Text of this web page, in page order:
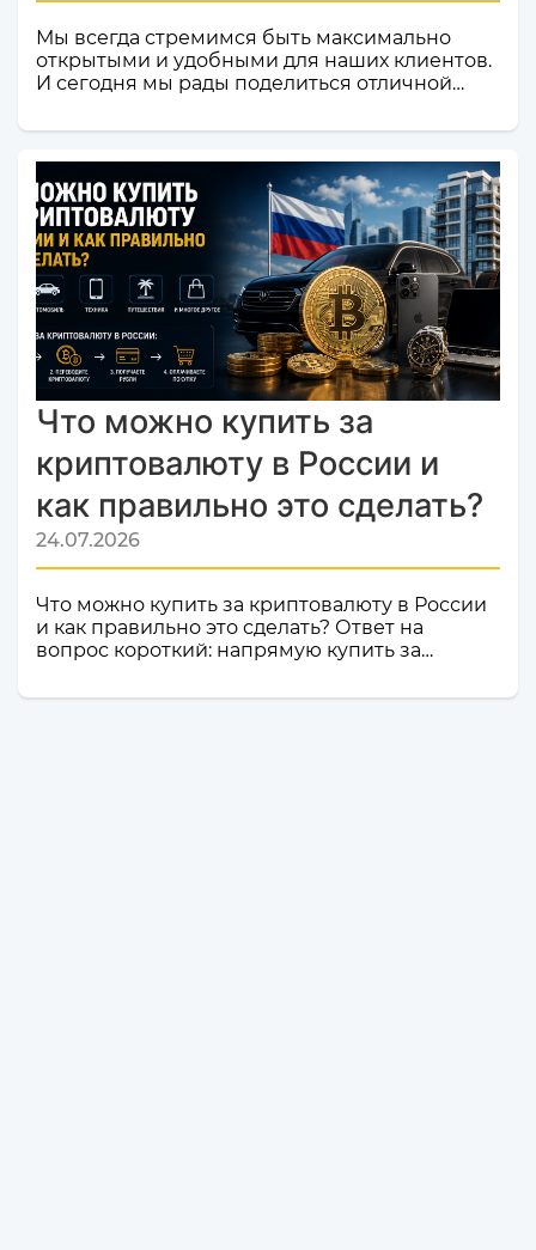
Мы всегда стремимся быть максимально
открытыми и удобными для наших клиентов.
И сегодня мы рады поделиться отличной
валют и криптовалют CosmoChanger
официально добавлен в листинг
мониторинга обменников
Monik.exchange.Что это значит для вас?
Только плюсы! Мы делаем всё, чтобы каждый
ваш обмен был быстрым, безопасным и
комфортным.Почему это важное событие?
Попадание в список надежных платформ на
Monik.exchange — это знак каче...
Что можно купить за
криптовалюту в России и
как правильно это сделать?
24.07.2026
Что можно купить за криптовалюту в России
и как правильно это сделать? Ответ на
вопрос короткий: напрямую купить за
нельзя. Российское законодательство не